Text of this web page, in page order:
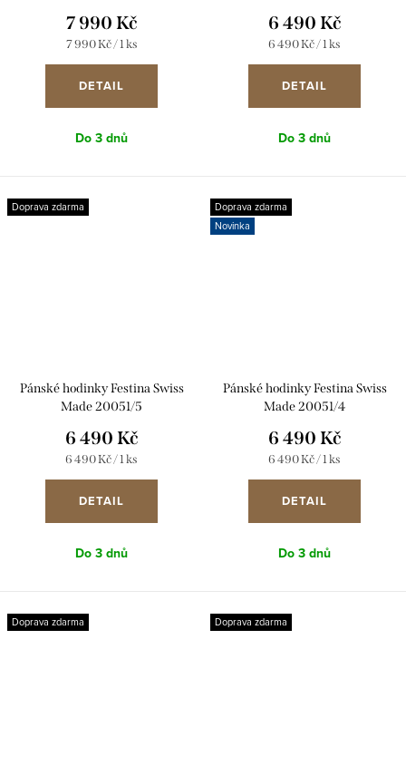
7 990 Kč
Měrná
7 990 Kč / 1 ks
DETAIL
Do 3 dnů
6 490 Kč
Měrná
6 490 Kč / 1 ks
DETAIL
Do 3 dnů
Doprava zdarma
Pánské hodinky Festina Swiss
Made 20051/5
6 490 Kč
Měrná
cena:
6 490 Kč / 1 ks
DETAIL
Do 3 dnů
Doprava zdarma
Novinka
Pánské hodinky Festina Swiss
Made 20051/4
6 490 Kč
Měrná
cena:
6 490 Kč / 1 ks
DETAIL
Do 3 dnů
Doprava zdarma Doprava zdarma